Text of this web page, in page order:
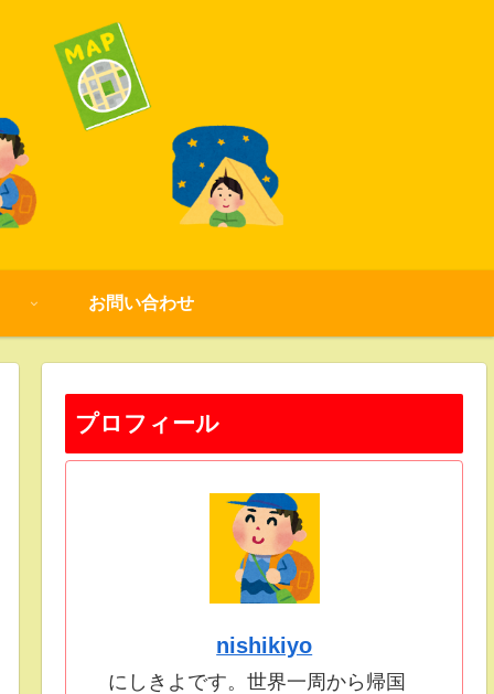
お問い合わせ
プロフィール
nishikiyo
にしきよです。世界一周から帰国